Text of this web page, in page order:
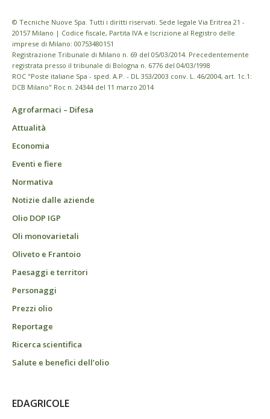
© Tecniche Nuove Spa. Tutti i diritti riservati. Sede legale Via Eritrea 21 -
20157 Milano | Codice fiscale, Partita IVA e Iscrizione al Registro delle
imprese di Milano: 00753480151
Registrazione Tribunale di Milano n. 69 del 05/03/2014. Precedentemente
registrata presso il tribunale di Bologna n. 6776 del 04/03/1998
ROC "Poste italiane Spa - sped. A.P. - DL 353/2003 conv. L. 46/2004, art. 1c.1:
DCB Milano" Roc n. 24344 del 11 marzo 2014
Agrofarmaci – Difesa
Attualità
Economia
Eventi e fiere
Normativa
Notizie dalle aziende
Olio DOP IGP
Oli monovarietali
Oliveto e Frantoio
Paesaggi e territori
Personaggi
Prezzi olio
Reportage
Ricerca scientifica
Salute e benefici dell’olio
EDAGRICOLE